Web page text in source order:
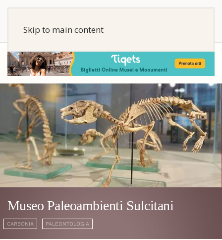
Skip to main content
Museo Paleoambienti Sulcitani
CARBONIA PALEONTOLOGIA